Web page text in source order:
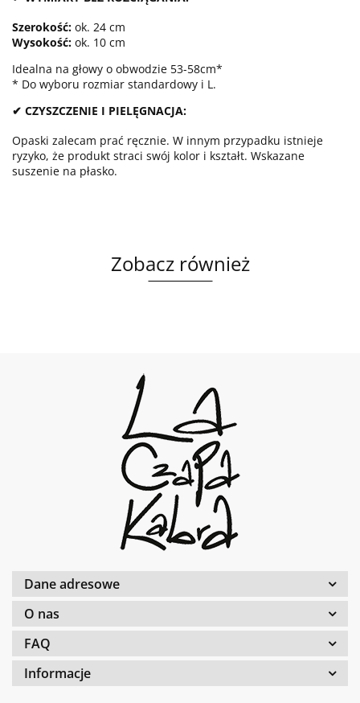
Szerokość: ok. 24 cm
Wysokość: ok. 10 cm
Idealna na głowy o obwodzie 53-58cm*
* Do wyboru rozmiar standardowy i L.
✔ CZYSZCZENIE I PIELĘGNACJA:
Opaski zalecam prać ręcznie. W innym przypadku istnieje
ryzyko, że produkt straci swój kolor i kształt. Wskazane
suszenie na płasko.
Zobacz również
Dane adresowe
O nas
FAQ
Informacje